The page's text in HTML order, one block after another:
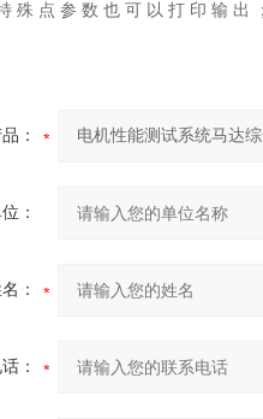
殊 点 参 数 也 可 以 打 印 输 出
：
：
：
：